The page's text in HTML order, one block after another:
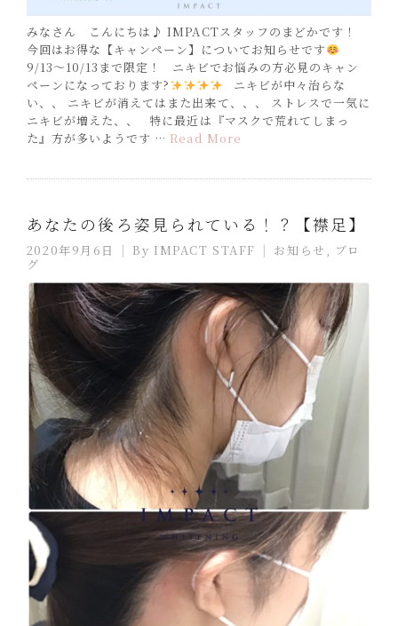
みなさん こんにちは♪ IMPACTスタッフのまどかです！
今回はお得な【キャンペーン】についてお知らせです
9/13〜10/13まで限定！ ニキビでお悩みの方必見のキャン
ペーンになっております?
ニキビが中々治らな
い、、 ニキビが消えてはまた出来て、、、 ストレスで一気に
ニキビが増えた、、 特に最近は『マスクで荒れてしまっ
た』方が多いようです … Read More
あなたの後ろ姿見られている！？【襟足】
2020年9月6日 By IMPACT STAFF お知らせ , ブロ
グ